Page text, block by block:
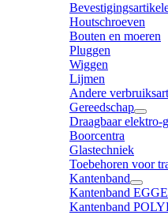
Houtschroeven
Bouten en moeren
Pluggen
Wiggen
Lijmen
Andere
Gereedschap
Draagbaar elektro-
Boorcentra
Glastechniek
Toebehoren voor
Kantenband
Kantenband
Kantenband